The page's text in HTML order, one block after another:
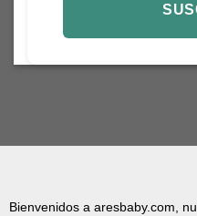
Bienvenidos a aresbaby.com,